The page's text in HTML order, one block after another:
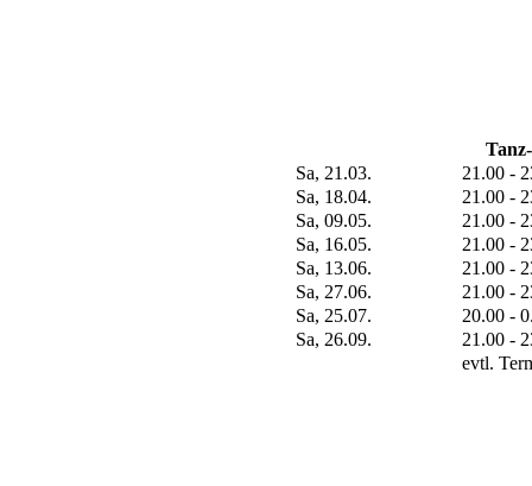
Sa, 21.03.
21.00 -
Sa, 18.04.
21.00 -
Sa, 09.05.
21.00 -
Sa, 16.05.
21.00 -
Sa, 13.06.
21.00 -
Sa, 27.06.
21.00 -
Sa, 25.07.
20.00 -
Sa, 26.09.
21.00 -
evtl.